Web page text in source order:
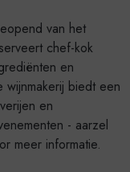
van het
chef-kok
en
biedt een
en
- aarzel
meer informatie.